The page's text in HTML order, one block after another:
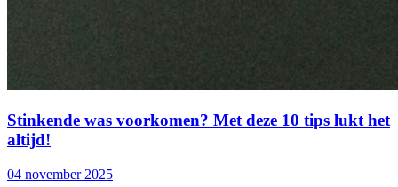
Stinkende was voorkomen? Met deze 10 tips lukt het
altijd!
04 november 2025